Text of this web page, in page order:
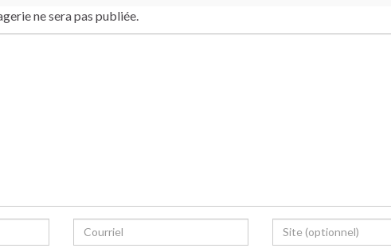
ne sera pas publiée.